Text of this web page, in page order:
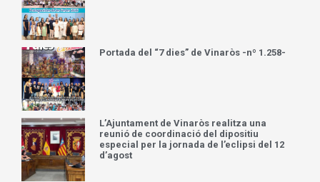
Portada del “7 dies” de Vinaròs -nº 1.258-
L’Ajuntament de Vinaròs realitza una
reunió de coordinació del dipositiu
especial per la jornada de l’eclipsi del 12
d’agost